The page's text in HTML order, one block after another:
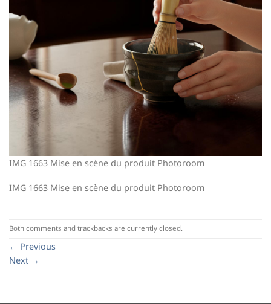
IMG 1663 Mise en scène du produit Photoroom
IMG 1663 Mise en scène du produit Photoroom
Both comments and trackbacks are currently closed.
← Previous
Next →